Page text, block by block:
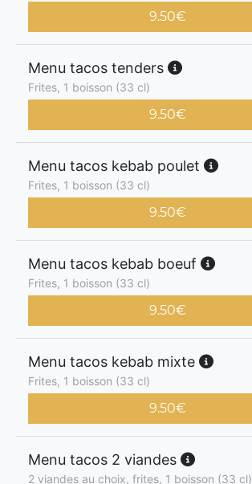
9.50€
Menu tacos tenders
Frites, 1 boisson (33 cl)
9.50€
Menu tacos kebab poulet
Frites, 1 boisson (33 cl)
9.50€
Menu tacos kebab boeuf
Frites, 1 boisson (33 cl)
9.50€
Menu tacos kebab mixte
Frites, 1 boisson (33 cl)
9.50€
Menu tacos 2 viandes
2 viandes au choix, frites, 1 boisson (33 cl)